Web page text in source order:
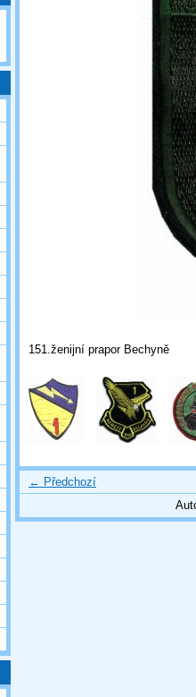
151.ženijní prapor Bechyně
← Předchozí